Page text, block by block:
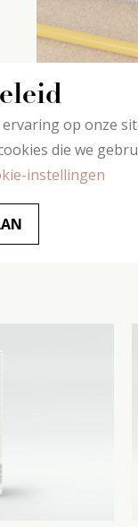
op onze
die we
instellingen